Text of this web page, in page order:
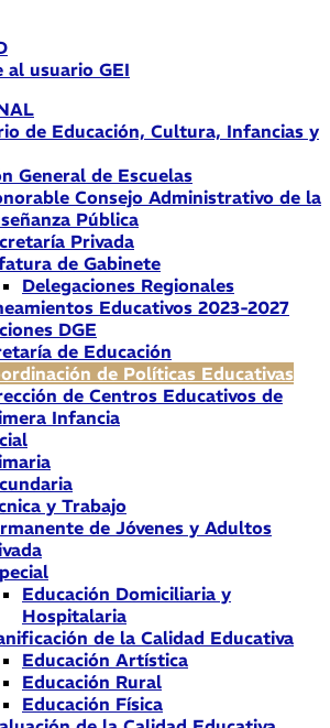
al usuario GEI
de Educación, Cultura, Infancias y
General de Escuelas
Consejo Administrativo de la
Pública
Privada
de Gabinete
Delegaciones Regionales
Educativos 2023-2027
DGE
de Educación
de Políticas Educativas
de Centros Educativos de
Infancia
y Trabajo
de Jóvenes y Adultos
Educación Domiciliaria y
Hospitalaria
de la Calidad Educativa
Educación Artística
Educación Rural
Educación Física